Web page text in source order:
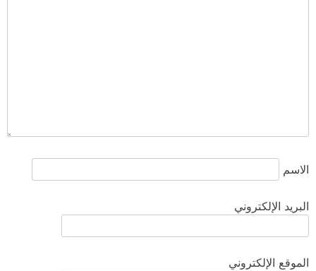
الاسم
البريد الإلكتروني
الموقع الإلكتروني